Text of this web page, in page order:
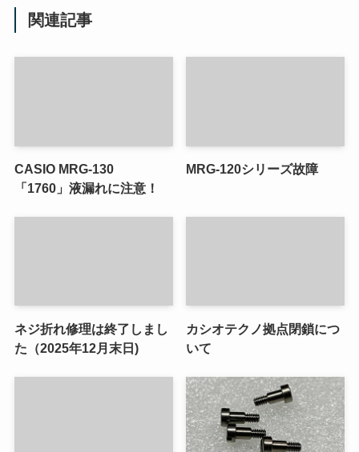
関連記事
CASIO MRG-130
「1760」液漏れに注意！
MRG-120シリーズ故障
ネジ折れ修理は終了しまし
た（2025年12月末日)
カシオテクノ拠点閉鎖につ
いて